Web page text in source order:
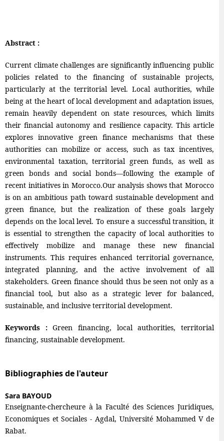
Abstract :
Current climate challenges are significantly influencing public
policies related to the financing of sustainable projects,
particularly at the territorial level. Local authorities, while
being at the heart of local development and adaptation issues,
remain heavily dependent on state resources, which limits
their financial autonomy and resilience capacity. This article
explores innovative green finance mechanisms that these
authorities can mobilize or access, such as tax incentives,
environmental taxation, territorial green funds, as well as
green bonds and social bonds—following the example of
recent initiatives in Morocco.Our analysis shows that Morocco
is on an ambitious path toward sustainable development and
green finance, but the realization of these goals largely
depends on the local level. To ensure a successful transition, it
is essential to strengthen the capacity of local authorities to
effectively mobilize and manage these new financial
instruments. This requires enhanced territorial governance,
integrated planning, and the active involvement of all
stakeholders. Green finance should thus be seen not only as a
financial tool, but also as a strategic lever for balanced,
sustainable, and inclusive territorial development.
Keywords :Green financing, local authorities, territorial
financing, sustainable development.
Bibliographies de l'auteur
Sara BAYOUD
Enseignante-chercheure à la Faculté des Sciences Juridiques,
Economiques et Sociales - Agdal, Université Mohammed V de
Rabat.